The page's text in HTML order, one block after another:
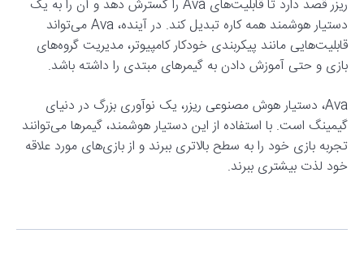
ریزر قصد دارد تا قابلیت‌های Ava را گسترش دهد و آن را به یک
دستیار هوشمند همه کاره تبدیل کند. در آینده، Ava می‌تواند
قابلیت‌هایی مانند پیکربندی خودکار کامپیوتر، مدیریت گروه‌های
بازی و حتی آموزش دادن به گیمرهای مبتدی را داشته باشد.
Ava، دستیار هوش مصنوعی ریزر، یک نوآوری بزرگ در دنیای
گیمینگ است. با استفاده از این دستیار هوشمند، گیمرها می‌توانند
تجربه بازی خود را به سطح بالاتری ببرند و از بازی‌های مورد علاقه
خود لذت بیشتری ببرند.